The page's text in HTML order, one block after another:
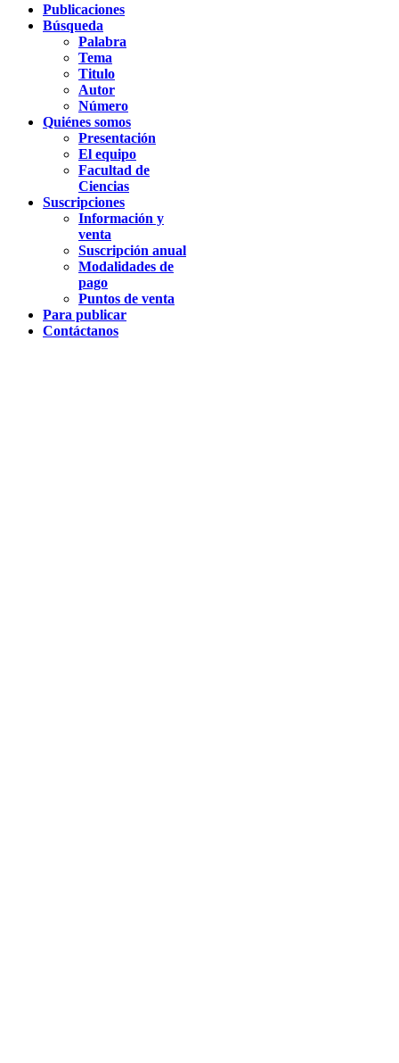
Publicaciones
Búsqueda
Palabra
Tema
Titulo
Autor
Número
Quiénes somos
Presentación
El equipo
Facultad de
Ciencias
Suscripciones
Información y
venta
Suscripción anual
Modalidades de
pago
Puntos de venta
Para publicar
Contáctanos